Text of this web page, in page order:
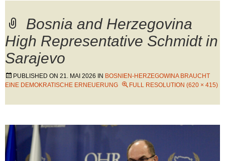
Bosnia and Herzegovina
High Representative Schmidt in
Sarajevo
PUBLISHED ON 21. MAI 2026 IN BOSNIEN-HERZEGOWINA BRAUCHT
EINE DEMOKRATISCHE ERNEUERUNG
FULL RESOLUTION (620 × 415)